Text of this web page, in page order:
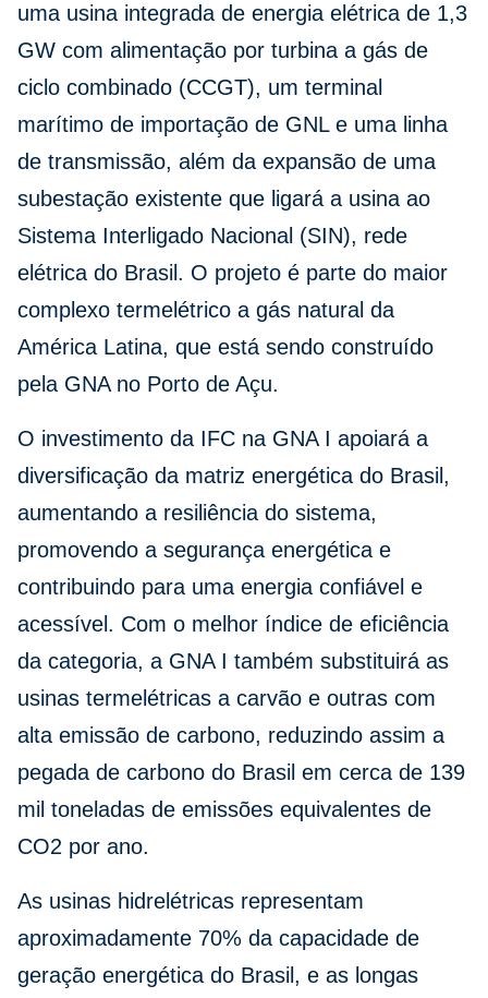
uma usina integrada de energia elétrica de 1,3
GW com alimentação por turbina a gás de
ciclo combinado (CCGT), um terminal
marítimo de importação de GNL e uma linha
de transmissão, além da expansão de uma
subestação existente que ligará a usina ao
Sistema Interligado Nacional (SIN), rede
elétrica do Brasil. O projeto é parte do maior
complexo termelétrico a gás natural da
América Latina, que está sendo construído
pela GNA no Porto de Açu.
O investimento da IFC na GNA I apoiará a
diversificação da matriz energética do Brasil,
aumentando a resiliência do sistema,
promovendo a segurança energética e
contribuindo para uma energia confiável e
acessível. Com o melhor índice de eficiência
da categoria, a GNA I também substituirá as
usinas termelétricas a carvão e outras com
alta emissão de carbono, reduzindo assim a
pegada de carbono do Brasil em cerca de 139
mil toneladas de emissões equivalentes de
CO2 por ano.
As usinas hidrelétricas representam
aproximadamente 70% da capacidade de
geração energética do Brasil, e as longas